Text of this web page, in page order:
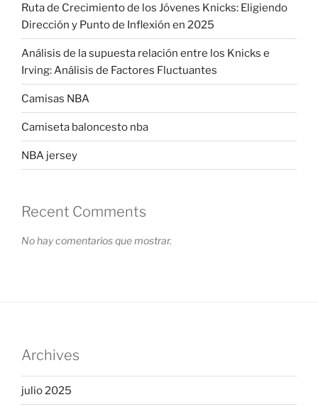
Ruta de Crecimiento de los Jóvenes Knicks: Eligiendo
Dirección y Punto de Inflexión en 2025
Análisis de la supuesta relación entre los Knicks e
Irving: Análisis de Factores Fluctuantes
Camisas NBA
Camiseta baloncesto nba
NBA jersey
Recent Comments
No hay comentarios que mostrar.
Archives
julio 2025